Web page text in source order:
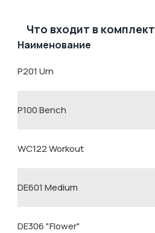
Что входит в комплект
Наименование
P201 Urn
P100 Bench
WC122 Workout
DE601 Medium
DE306 "Flower"